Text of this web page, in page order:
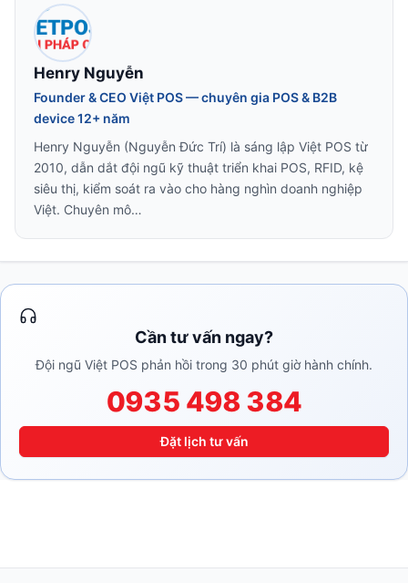
Henry Nguyễn
Founder & CEO Việt POS — chuyên gia POS & B2B
device 12+ năm
Henry Nguyễn (Nguyễn Đức Trí) là sáng lập Việt POS từ
2010, dẫn dắt đội ngũ kỹ thuật triển khai POS, RFID, kệ
siêu thị, kiểm soát ra vào cho hàng nghìn doanh nghiệp
Việt. Chuyên mô…
Cần tư vấn ngay?
Đội ngũ Việt POS phản hồi trong 30 phút giờ hành chính.
0935 498 384
Đặt lịch tư vấn